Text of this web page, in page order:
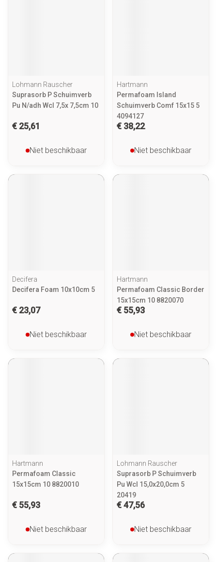
Lohmann Rauscher
Suprasorb P Schuimverb
Pu N/adh Wcl 7,5x 7,5cm 10
€ 25,61
Niet beschikbaar
Hartmann
Permafoam Island
Schuimverb Comf 15x15 5
4094127
€ 38,22
Niet beschikbaar
Decifera
Decifera Foam 10x10cm 5
€ 23,07
Niet beschikbaar
Hartmann
Permafoam Classic Border
15x15cm 10 8820070
€ 55,93
Niet beschikbaar
Hartmann
Permafoam Classic
15x15cm 10 8820010
€ 55,93
Niet beschikbaar
Lohmann Rauscher
Suprasorb P Schuimverb
Pu Wcl 15,0x20,0cm 5
20419
€ 47,56
Niet beschikbaar